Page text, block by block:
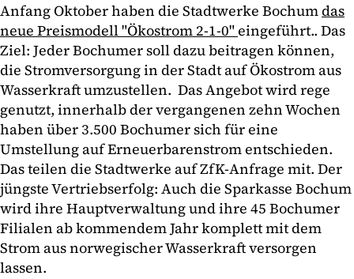
Anfang Oktober haben die Stadtwerke Bochumdas
neue Preismodell "Ökostrom 2-1-0"eingeführt.. Das
Ziel: Jeder Bochumer soll dazu beitragen können,
die Stromversorgung in der Stadt auf Ökostrom aus
Wasserkraft umzustellen. Das Angebot wird rege
genutzt, innerhalb der vergangenen zehn Wochen
haben über 3.500 Bochumer sich für eine
Umstellung auf Erneuerbarenstrom entschieden.
Das teilen die Stadtwerke auf ZfK-Anfrage mit. Der
jüngste Vertriebserfolg: Auch die Sparkasse Bochum
wird ihre Hauptverwaltung und ihre 45 Bochumer
Filialen ab kommendem Jahr komplett mit dem
Strom aus norwegischer Wasserkraft versorgen
lassen.